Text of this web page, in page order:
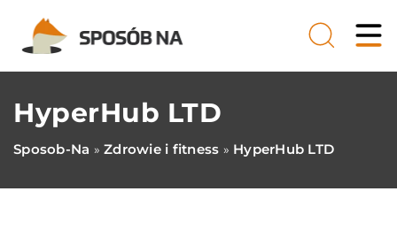
HyperHub LTD
Sposob-Na » Zdrowie i fitness » HyperHub LTD